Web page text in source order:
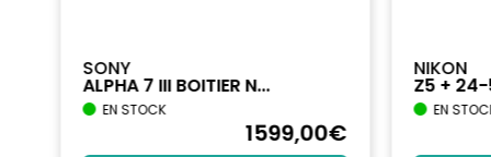
SONY
ALPHA 7 III BOITIER N...
EN STOCK
1599,00€
NIKON
Z5 +
EN